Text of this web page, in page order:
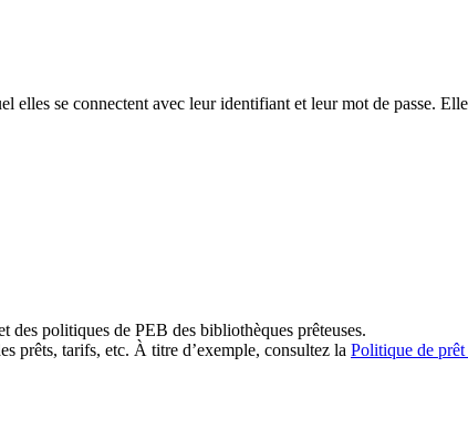
se connectent avec leur identifiant et leur mot de passe.
des politiques de PEB des bibliothèques prêteuses.
prêts, tarifs, etc. À titre d’exemple, consultez la Politique de